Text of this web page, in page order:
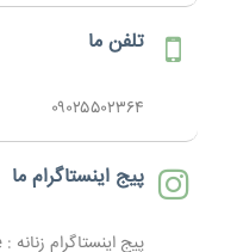
تلفن ما
۰۹۰۲۵۵۰۲۳۶۴
پیج اینستاگرام ما
پیج اینستاگرام زنانه : parvaneh.vogue